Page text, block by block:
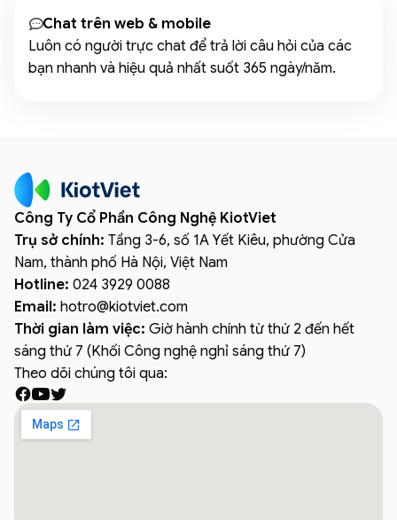
Chat trên web & mobile
Luôn có người trực chat để trả lời câu hỏi của các
bạn nhanh và hiệu quả nhất suốt 365 ngày/năm.
Công Ty Cổ Phần Công Nghệ KiotViet
Trụ sở chính: Tầng 3-6, số 1A Yết Kiêu, phường Cửa
Nam, thành phố Hà Nội, Việt Nam
Hotline: 024 3929 0088
Email: hotro@kiotviet.com
Thời gian làm việc: Giờ hành chính từ thứ 2 đến hết
sáng thứ 7 (Khối Công nghệ nghỉ sáng thứ 7)
Theo dõi chúng tôi qua: